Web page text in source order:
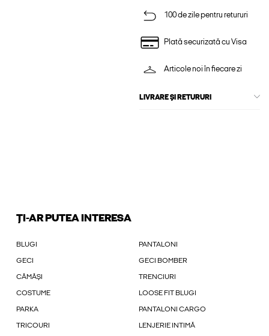
100 de zile pentru retururi
Plată securizată cu Visa
Articole noi în fiecare zi
LIVRARE ȘI RETURURI
ȚI-AR PUTEA INTERESA
BLUGI PANTALONI
GECI GECI BOMBER
CĂMĂȘI TRENCIURI
COSTUME LOOSE FIT BLUGI
PARKA PANTALONI CARGO
TRICOURI LENJERIE INTIMĂ